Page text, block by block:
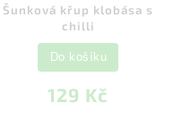
Šunková křup klobása s
chilli
129 Kč
Do košíku